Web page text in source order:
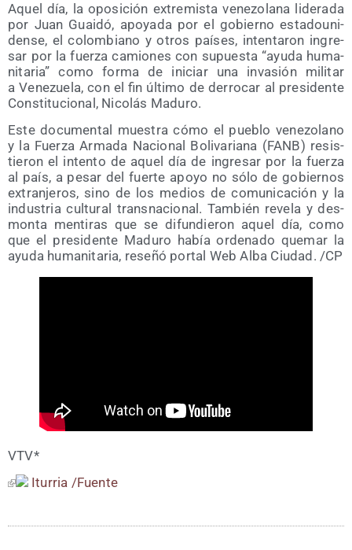
Aquel día, la opo­si­ción extre­mis­ta vene­zo­la­na lide­ra­da
por Juan Guai­dó, apo­ya­da por el gobierno esta­dou­ni­
den­se, el colom­biano y otros paí­ses, inten­ta­ron ingre­
sar por la fuer­za camio­nes con supues­ta “ayu­da huma­
ni­ta­ria” como for­ma de ini­ciar una inva­sión mili­tar
a Vene­zue­la, con el fin últi­mo de derro­car al pre­si­den­te
Cons­ti­tu­cio­nal, Nico­lás Maduro.
Este docu­men­tal mues­tra cómo el pue­blo vene­zo­lano
y la Fuer­za Arma­da Nacio­nal Boli­va­ria­na (FANB) resis­
tie­ron el inten­to de aquel día de ingre­sar por la fuer­za
al país, a pesar del fuer­te apo­yo no sólo de gobier­nos
extran­je­ros, sino de los medios de comu­ni­ca­ción y la
indus­tria cul­tu­ral trans­na­cio­nal. Tam­bién reve­la y des­
mon­ta men­ti­ras que se difun­die­ron aquel día, como
que el pre­si­den­te Madu­ro había orde­na­do que­mar la
ayu­da huma­ni­ta­ria, rese­ñó por­tal Web Alba Ciu­dad. /​CP
VTV*
Itu­rria /​Fuen­te